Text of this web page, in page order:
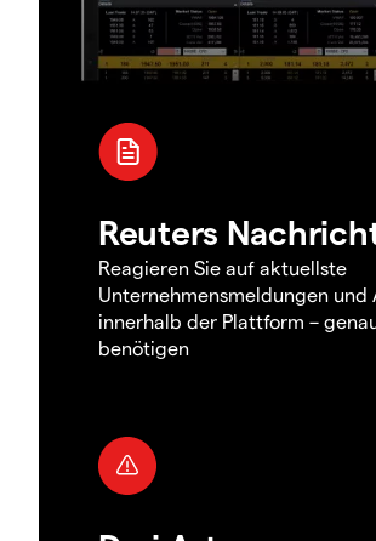
Reuters
Reagieren Sie auf aktuellste
Unternehmensmeldungen und
innerhalb der Plattform –
benötigen